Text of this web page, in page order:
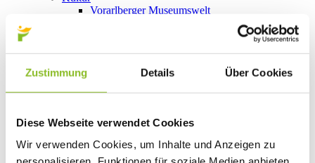
Zustimmung Details Über Cookies
Diese Webseite verwendet Cookies
Wir verwenden Cookies, um Inhalte und Anzeigen zu
Vorarlberger Museumswelt
Essen und Trinken in Frastanz
Wandern in Frastanz
Spiel- und Sportstätten